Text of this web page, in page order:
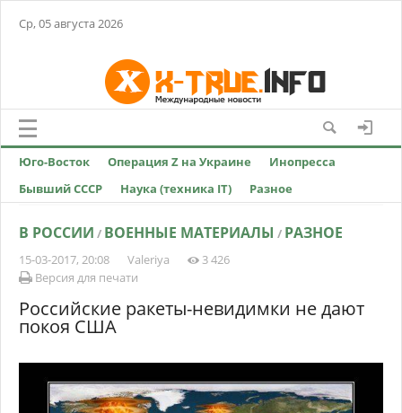
Ср, 05 августа 2026
Юго-Восток Операция Z на Украине
Инопресса
Бывший СССР
Наука (техника IT) Разное
В РОССИИ / ВОЕННЫЕ МАТЕРИАЛЫ / РАЗНОЕ
15-03-2017, 20:08 Valeriya
3 426
Версия для печати
Российские ракеты-невидимки не дают
покоя США